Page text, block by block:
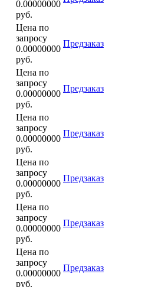
0.00000000
руб.
Цена по
запросу
0.00000000
руб.
Предзаказ
Цена по
запросу
0.00000000
руб.
Предзаказ
Цена по
запросу
0.00000000
руб.
Предзаказ
Цена по
запросу
0.00000000
руб.
Предзаказ
Цена по
запросу
0.00000000
руб.
Предзаказ
Цена по
запросу
0.00000000
руб.
Предзаказ